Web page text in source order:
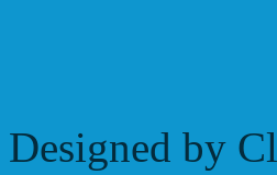
Designed by